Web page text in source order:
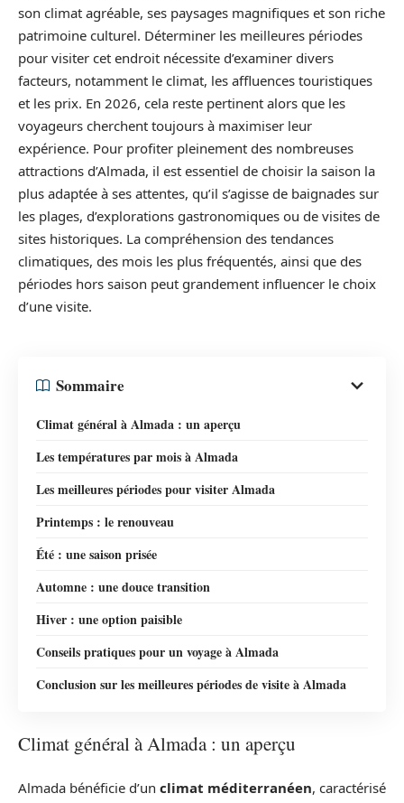
son climat agréable, ses paysages magnifiques et son riche
patrimoine culturel. Déterminer les meilleures périodes
pour visiter cet endroit nécessite d’examiner divers
facteurs, notamment le climat, les affluences touristiques
et les prix. En 2026, cela reste pertinent alors que les
voyageurs cherchent toujours à maximiser leur
expérience. Pour profiter pleinement des nombreuses
attractions d’Almada, il est essentiel de choisir la saison la
plus adaptée à ses attentes, qu’il s’agisse de baignades sur
les plages, d’explorations gastronomiques ou de visites de
sites historiques. La compréhension des tendances
climatiques, des mois les plus fréquentés, ainsi que des
périodes hors saison peut grandement influencer le choix
d’une visite.
Sommaire
Climat général à Almada : un aperçu
Les températures par mois à Almada
Les meilleures périodes pour visiter Almada
Printemps : le renouveau
Été : une saison prisée
Automne : une douce transition
Hiver : une option paisible
Conseils pratiques pour un voyage à Almada
Conclusion sur les meilleures périodes de visite à Almada
Climat général à Almada : un aperçu
Almada bénéficie d’un climat méditerranéen, caractérisé